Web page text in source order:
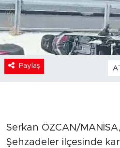
Paylaş A-
Serkan ÖZCAN/
Şehzadeler ilçesinde